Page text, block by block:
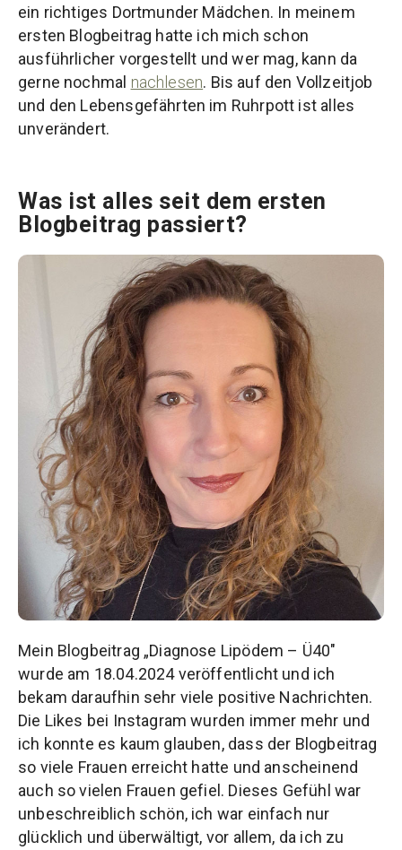
ein richtiges Dortmunder Mädchen. In meinem
ersten Blogbeitrag hatte ich mich schon
ausführlicher vorgestellt und wer mag, kann da
gerne nochmal nachlesen. Bis auf den Vollzeitjob
und den Lebensgefährten im Ruhrpott ist alles
unverändert.
Was ist alles seit dem ersten
Blogbeitrag passiert?
Mein Blogbeitrag „Diagnose Lipödem – Ü40″
wurde am 18.04.2024 veröffentlicht und ich
bekam daraufhin sehr viele positive Nachrichten.
Die Likes bei Instagram wurden immer mehr und
ich konnte es kaum glauben, dass der Blogbeitrag
so viele Frauen erreicht hatte und anscheinend
auch so vielen Frauen gefiel. Dieses Gefühl war
unbeschreiblich schön, ich war einfach nur
glücklich und überwältigt, vor allem, da ich zu